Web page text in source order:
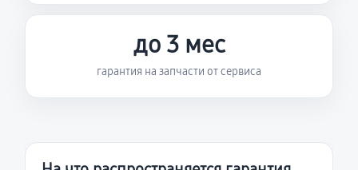
до 3 мес
гарантия на запчасти от сервиса